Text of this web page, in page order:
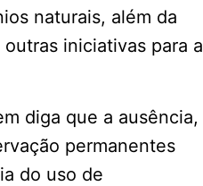
naturais, além da
iniciativas para a
diga que a ausência,
permanentes
do uso de